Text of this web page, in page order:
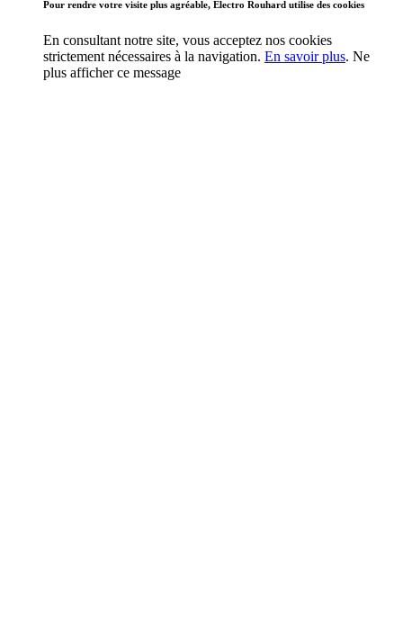
Pour rendre votre visite plus agréable, Electro Rouhard utilise des cookies
En consultant notre site, vous acceptez nos cookies
strictement nécessaires à la navigation. En savoir plus. Ne
plus afficher ce message